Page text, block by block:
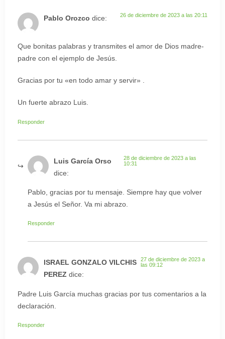
Pablo Orozco dice: 26 de diciembre de 2023 a las 20:11
Que bonitas palabras y transmites el amor de Dios madre-
padre con el ejemplo de Jesús.
Gracias por tu «en todo amar y servir» .
Un fuerte abrazo Luis.
Responder
Luis García Orso
dice:
28 de diciembre de 2023 a las
10:31
Pablo, gracias por tu mensaje. Siempre hay que volver
a Jesús el Señor. Va mi abrazo.
Responder
ISRAEL GONZALO VILCHIS
PEREZ dice:
27 de diciembre de 2023 a
las 09:12
Padre Luis García muchas gracias por tus comentarios a la
declaración.
Responder